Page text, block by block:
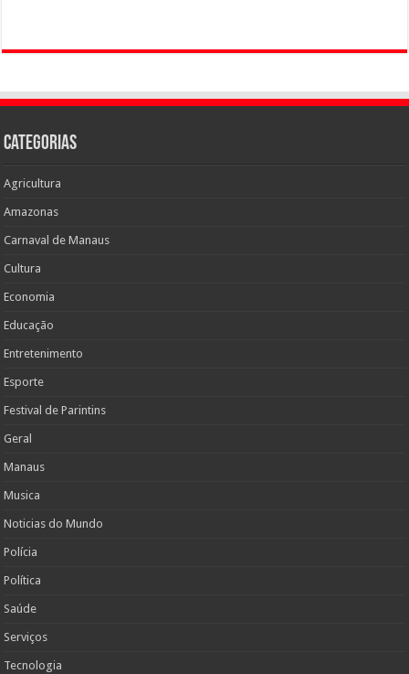
Categorias
Agricultura
Amazonas
Carnaval de Manaus
Cultura
Economia
Educação
Entretenimento
Esporte
Festival de Parintins
Geral
Manaus
Musica
Noticias do Mundo
Polícia
Política
Saúde
Serviços
Tecnologia